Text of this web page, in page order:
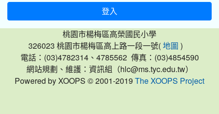
登入
桃園市楊梅區高榮國民小學
326023 桃園市楊梅區高上路一段一號( 地圖 )
電話：(03)4782314、4785562 傳真：(03)4854590
網站規劃、維護：資訊組（hlc@ms.tyc.edu.tw）
Powered by XOOPS © 2001-2019 The XOOPS Project